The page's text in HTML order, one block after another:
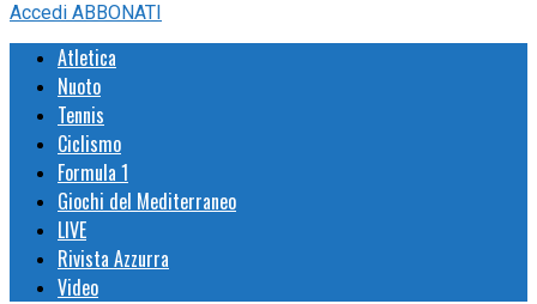
Accedi ABBONATI
Atletica
Nuoto
Tennis
Ciclismo
Formula 1
Giochi del Mediterraneo
LIVE
Rivista Azzurra
Video